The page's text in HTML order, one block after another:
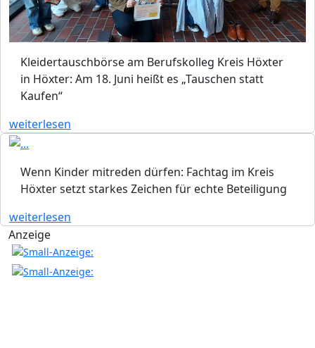
Kleidertauschbörse am Berufskolleg Kreis Höxter
in Höxter: Am 18. Juni heißt es „Tauschen statt
Kaufen“
weiterlesen
Wenn Kinder mitreden dürfen: Fachtag im Kreis
Höxter setzt starkes Zeichen für echte Beteiligung
weiterlesen
Anzeige